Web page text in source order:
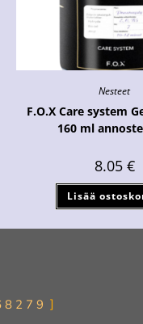
Nesteet
F.O.X Care system
160 ml
8.05 €
Lisää